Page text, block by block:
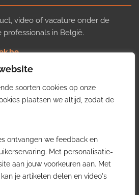
soorten cookies op onze
plaatsen we altijd, zodat de
ontvangen we feedback en
Met personalisatie-
aan jouw voorkeuren aan. Met
je artikelen delen en video's
video of vacature onder de
in België.
update
logistieke sector in uw inbox.
je gratis
update